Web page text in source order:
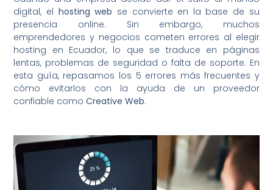
digital, el hosting web se convierte en la base de su
presencia online. Sin embargo, muchos
emprendedores y negocios cometen errores al elegir
hosting en Ecuador, lo que se traduce en páginas
lentas, problemas de seguridad o falta de soporte. En
esta guía, repasamos los 5 errores más frecuentes y
cómo evitarlos con la ayuda de un proveedor
confiable comoCreative Web.